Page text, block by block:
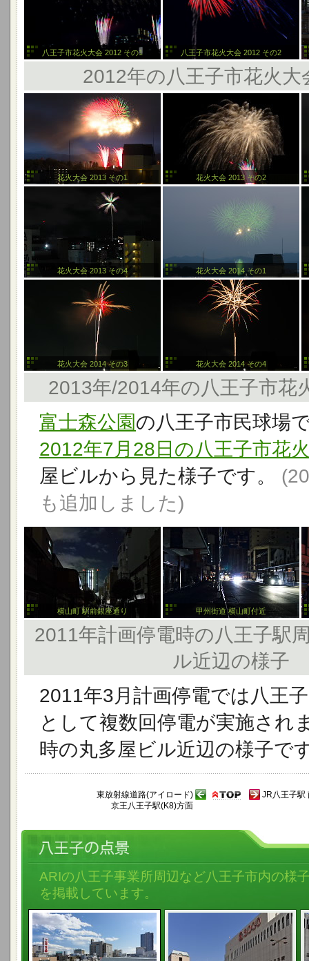
八王子市花火大会 2012 その1 八王子市花火大会 2012 その2
2012年の八王子市花火大
花火大会 2013 その1 花火大会 2013 その2
花火大会 2013 その4 花火大会 2014 その1
花火大会 2014 その3 花火大会 2014 その4
2013年/2014年の八王子市花
富士森公園の八王子市民球場
2012年7月28日の八王子市花
屋ビルから見た様子です。
も追加しました)
横山町 駅前銀座通り 甲州街道 横山町付近
2011年計画停電時の八王子駅
ル近辺の様子
2011年3月計画停電では八王
として複数回停電が実施され
時の丸多屋ビル近辺の様子で
東放射線道路(アイロード)
京王八王子駅(K8)方面
JR八王子駅
ARIの八王子事業所周辺など八王子市内の様
を掲載しています。